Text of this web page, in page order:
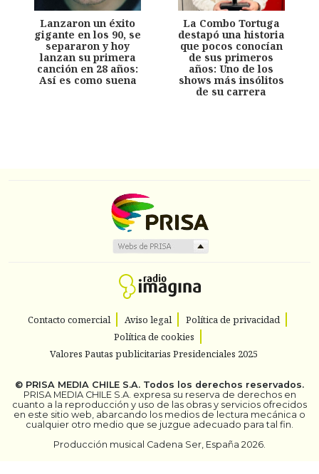
Lanzaron un éxito
gigante en los 90, se
separaron y hoy
lanzan su primera
canción en 28 años:
Así es como suena
La Combo Tortuga
destapó una historia
que pocos conocían
de sus primeros
años: Uno de los
shows más insólitos
de su carrera
Contacto comercial Aviso legal
Política de privacidad
Política de cookies
Valores Pautas publicitarias Presidenciales 2025
© PRISA MEDIA CHILE S.A. Todos los derechos reservados.
PRISA MEDIA CHILE S.A. expresa su reserva de derechos en
cuanto a la reproducción y uso de las obras y servicios ofrecidos
en este sitio web, abarcando los medios de lectura mecánica o
cualquier otro medio que se juzgue adecuado para tal fin.
Producción musical Cadena Ser, España 2026.